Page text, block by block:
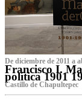
De diciembre de 2011 a
Francisco I.
política 1901
Castillo de Chapultepec